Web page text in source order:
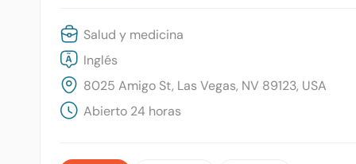
Salud y medicina
Inglés
8025 Amigo St, Las Vegas, NV 89123, USA
Abierto 24 horas